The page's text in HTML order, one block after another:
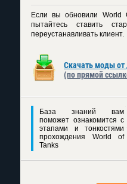
Если вы обновили World
пытайтесь ставить
переустанавливать клиент.
Скачать моды
(по прямой
База знаний вам
поможет ознакомится с
этапами и тонкостями
прохождения World of
Tanks